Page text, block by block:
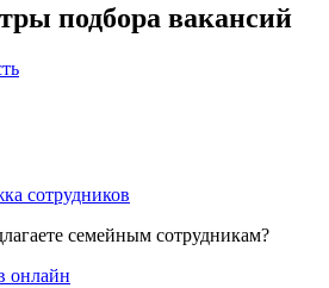
подбора вакансий
сотрудников
семейным сотрудникам?
онлайн